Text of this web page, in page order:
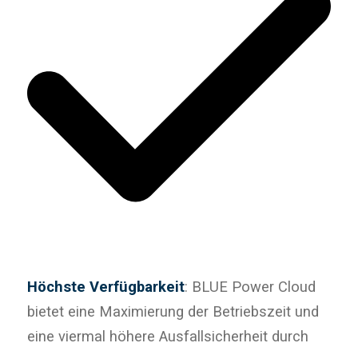
Höchste Verfügbarkeit: BLUE Power Cloud
bietet eine Maximierung der Betriebszeit und
eine viermal höhere Ausfallsicherheit durch